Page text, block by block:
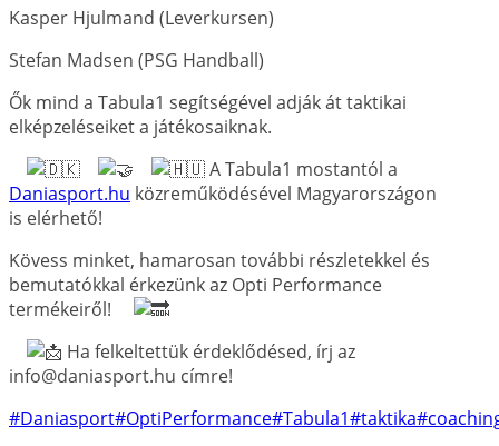
Kasper Hjulmand (Leverkursen)
Stefan Madsen (PSG Handball)
Ők mind a Tabula1 segítségével adják át taktikai
elképzeléseiket a játékosaiknak.
A Tabula1 mostantól a
Daniasport.hu közreműködésével Magyarországon
is elérhető!
Kövess minket, hamarosan további részletekkel és
bemutatókkal érkezünk az Opti Performance
termékeiről!
Ha felkeltettük érdeklődésed, írj az
info@daniasport.hu címre!
#Daniasport#OptiPerformance#Tabula1#taktika